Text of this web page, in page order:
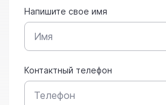
Напишите свое имя
Контактный телефон